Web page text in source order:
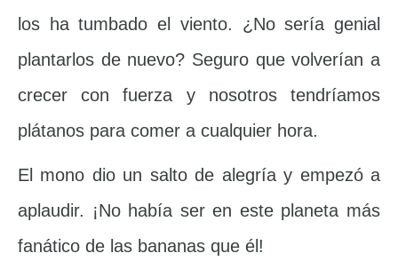
los ha tumbado el viento. ¿No sería genial
plantarlos de nuevo? Seguro que volverían a
crecer con fuerza y nosotros tendríamos
plátanos para comer a cualquier hora.
El mono dio un salto de alegría y empezó a
aplaudir. ¡No había ser en este planeta más
fanático de las bananas que él!